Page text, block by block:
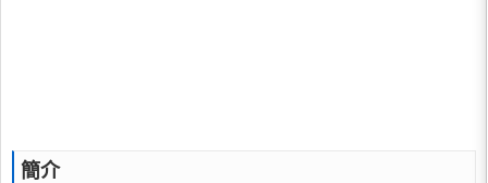
簡介